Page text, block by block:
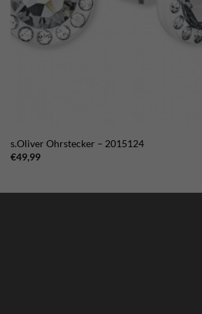
s.Oliver Ohrstecker – 2015124
€49,99